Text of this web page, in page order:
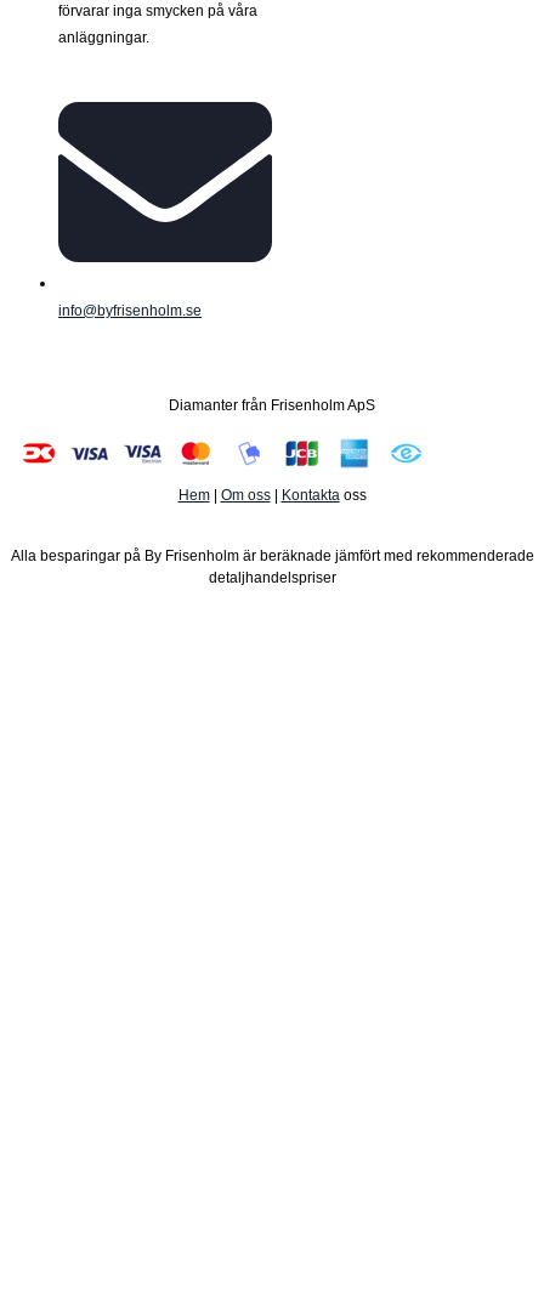
förvarar inga smycken på våra
anläggningar.
info@byfrisenholm.se
Diamanter från Frisenholm ApS
Hem| Om oss| Kontaktaoss
Alla besparingar på By Frisenholm är beräknade jämfört med rekommenderade
detaljhandelspriser